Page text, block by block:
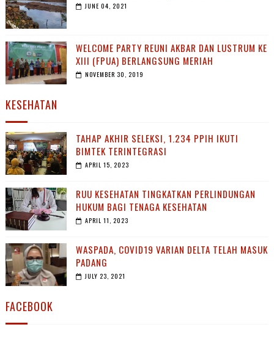
JUNE 04, 2021
WELCOME PARTY REUNI AKBAR DAN LUSTRUM KE
XIII (FPUA) BERLANGSUNG MERIAH
NOVEMBER 30, 2019
KESEHATAN
TAHAP AKHIR SELEKSI, 1.234 PPIH IKUTI
BIMTEK TERINTEGRASI
APRIL 15, 2023
RUU KESEHATAN TINGKATKAN PERLINDUNGAN
HUKUM BAGI TENAGA KESEHATAN
APRIL 11, 2023
WASPADA, COVID19 VARIAN DELTA TELAH MASUK
PADANG
JULY 23, 2021
FACEBOOK